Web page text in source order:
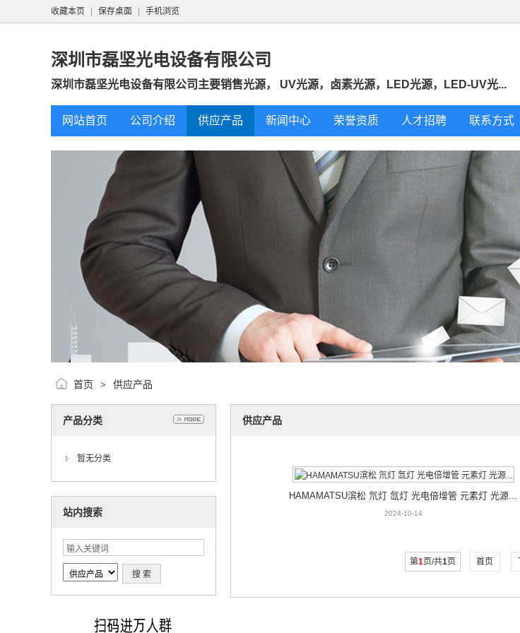
收藏本页 保存桌面 手机浏览
深圳市磊坚光电设备有限公司
深圳市磊坚光电设备有限公司主要销售光源， UV光源，卤素光源，LED光源，LED-UV光...
网站首页 公司介绍 供应产品 新闻中心 荣誉资质 人才招聘 联系方式
首页 > 供应产品
产品分类
暂无分类
站内搜索
供应产品
HAMAMATSU滨松 氘灯 氙灯 光电倍增管 元素灯 光源...
2024-10-14
第1页/共1页 首页